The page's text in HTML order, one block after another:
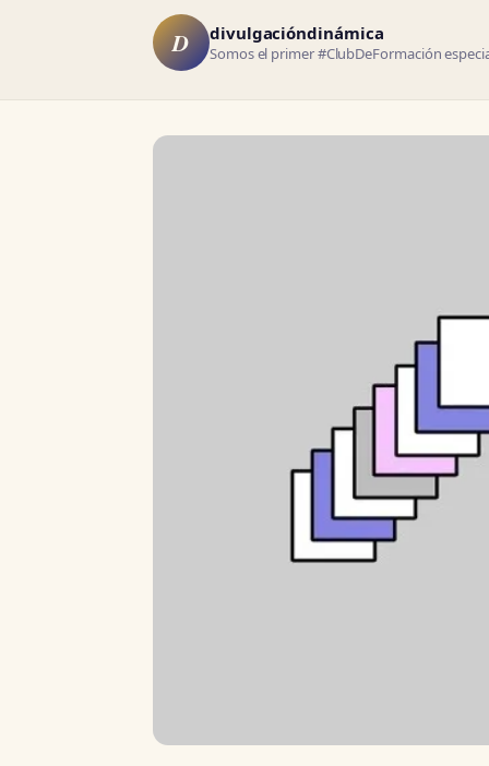
D divulgacióndinámica
Somos el primer #ClubDeFormación